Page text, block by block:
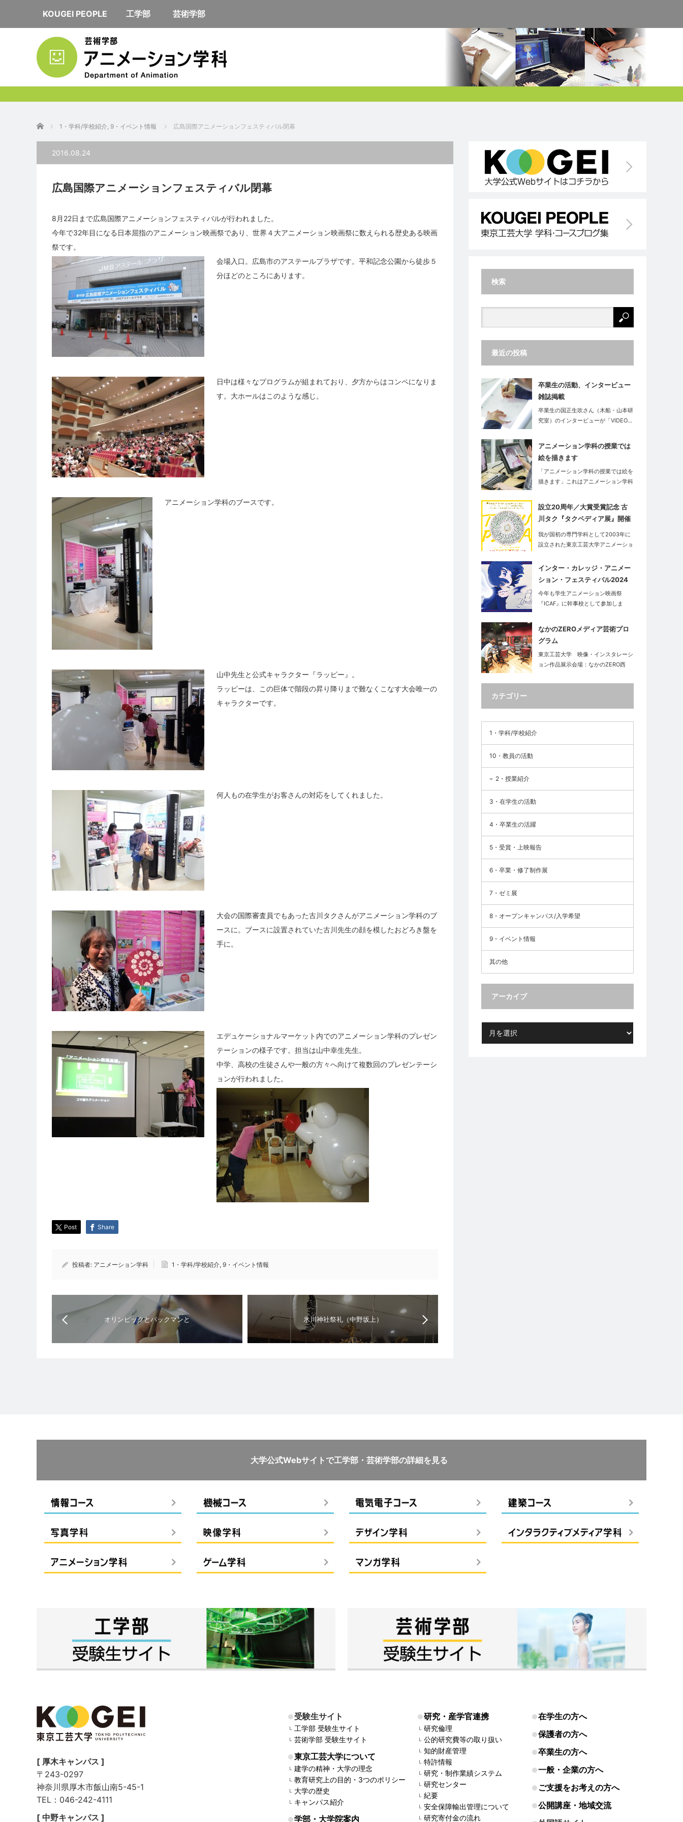
KOUGEI PEOPLE 工学部 芸術学部
ホーム 1・学科/学校紹介, 9・イベント情報 広島国際アニメーションフェスティバル閉幕
2016.08.24
広島国際アニメーションフェスティバル閉幕
8月22日まで広島国際アニメーションフェスティバルが行われました。
今年で32年目になる日本屈指のアニメーション映画祭であり、世界４大アニメーション映画祭に数えられる歴史ある映画
祭です。
会場入口。広島市のアステールプラザです。平和記念公園から徒歩５
分ほどのところにあります。
日中は様々なプログラムが組まれており、夕方からはコンペになりま
す。大ホールはこのような感じ。
アニメーション学科のブースです。
山中先生と公式キャラクター『ラッピー』。
ラッピーは、この巨体で階段の昇り降りまで難なくこなす大会唯一の
キャラクターです。
何人もの在学生がお客さんの対応をしてくれました。
大会の国際審査員でもあった古川タクさんがアニメーション学科のブ
ースに。ブースに設置されていた古川先生の顔を模したおどろき盤を
手に。
エデュケーショナルマーケット内でのアニメーション学科のプレゼン
テーションの様子です。担当は山中幸生先生。
中学、高校の生徒さんや一般の方々へ向けて複数回のプレゼンテーシ
ョンが行われました。
Post Share
投稿者: アニメーション学科 1・学科/学校紹介, 9・イベント情報
オリンピックとパックマンと 氷川神社祭礼（中野坂上）
検索
最近の投稿
卒業生の活動、インタービュー
雑誌掲載
卒業生の国正生吹さん（木船・山本研
究室）のインタービューが「VIDEO…
アニメーション学科の授業では
絵を描きます
「アニメーション学科の授業では絵を
描きます」これはアニメーション学科
設立20周年／大賞受賞記念 古
川タク『タクペディア展』開催
中
我が国初の専門学科として2003年に
設立された東京工芸大学アニメーショ
インター・カレッジ・アニメー
ション・フェスティバル2024
今年も学生アニメーション映画祭
『ICAF』に幹事校として参加しま
なかのZEROメディア芸術プロ
グラム
東京工芸大学 映像・インスタレーシ
ョン作品展示会場：なかのZERO西
カテゴリー
1・学科/学校紹介
10・教員の活動
2・授業紹介
3・在学生の活動
4・卒業生の活躍
5・受賞・上映報告
6・卒業・修了制作展
7・ゼミ展
8・オープンキャンパス/入学希望
9・イベント情報
其の他
アーカイブ
大学公式Webサイトで工学部・芸術学部の詳細を見る
[ 厚木キャンパス ]
〒243-0297
神奈川県厚木市飯山南5-45-1
TEL：046-242-4111
[ 中野キャンパス ]
受験生サイト
工学部 受験生サイト
芸術学部 受験生サイト
東京工芸大学について
建学の精神・大学の理念
教育研究上の目的・3つのポリシー
大学の歴史
キャンパス紹介
学部・大学院案内
研究・産学官連携
研究倫理
公的研究費等の取り扱い
知的財産管理
特許情報
研究・制作業績システム
研究センター
紀要
安全保障輸出管理について
研究寄付金の流れ
在学生の方へ
保護者の方へ
卒業生の方へ
一般・企業の方へ
ご支援をお考えの方へ
公開講座・地域交流